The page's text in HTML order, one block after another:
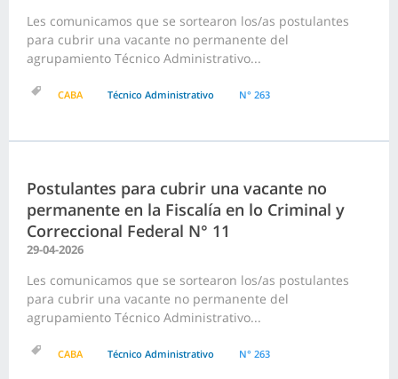
Les comunicamos que se sortearon los/as postulantes
para cubrir una vacante no permanente del
agrupamiento Técnico Administrativo...
CABA Técnico Administrativo N° 263
Postulantes para cubrir una vacante no
permanente en la Fiscalía en lo Criminal y
Correccional Federal N° 11
29-04-2026
Les comunicamos que se sortearon los/as postulantes
para cubrir una vacante no permanente del
agrupamiento Técnico Administrativo...
CABA Técnico Administrativo N° 263